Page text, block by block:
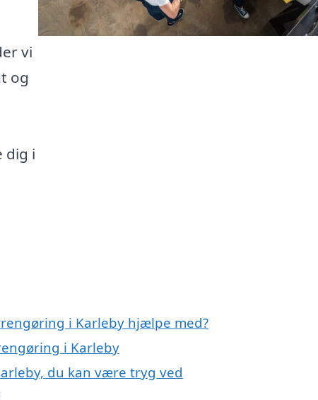
vi
og
dig i
i Karleby hjælpe med?
i Karleby
du kan være tryg ved